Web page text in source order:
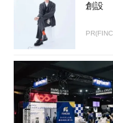
Webサービスの呼び出
さまざまなシステム
いると思います。
これまでは、そうい
ためには、スクリプ
創設